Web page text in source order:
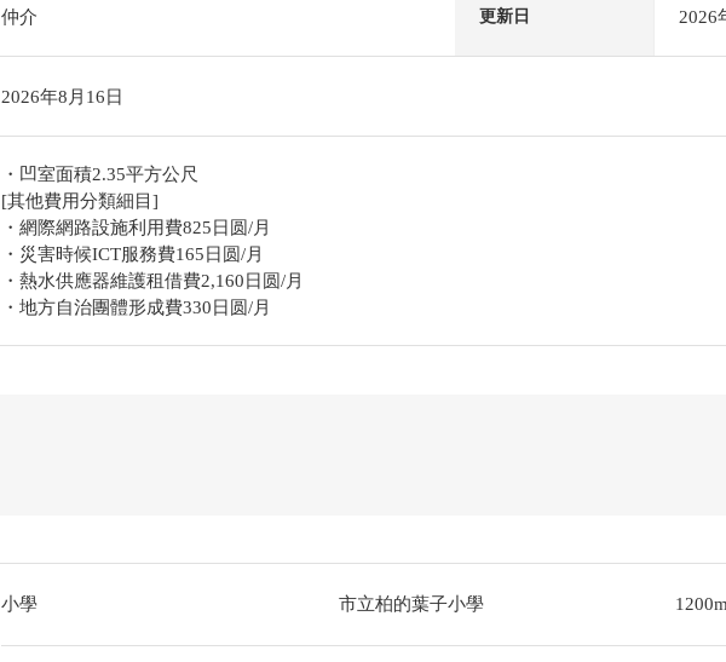
仲介 更新日 2026
2026年8月16日
・凹室面積2.35平方公尺
[其他費用分類細目]
・網際網路設施利用費825日圆/月
・災害時候ICT服務費165日圆/月
・熱水供應器維護租借費2,160日圆/月
・地方自治團體形成費330日圆/月
小學 市立柏的葉子小學